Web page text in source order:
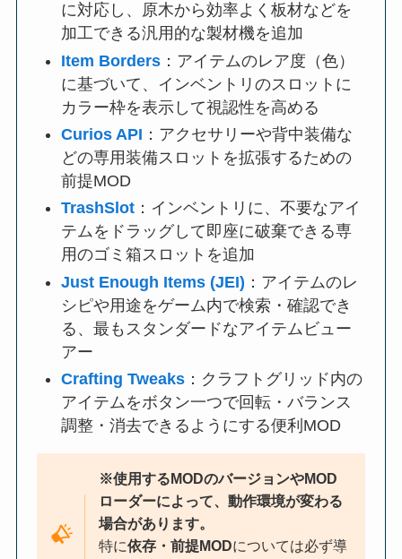
に対応し、原木から効率よく板材などを
加工できる汎用的な製材機を追加
Item Borders ：アイテムのレア度（色）
に基づいて、インベントリのスロットに
カラー枠を表示して視認性を高める
Curios API ：アクセサリーや背中装備な
どの専用装備スロットを拡張するための
前提MOD
TrashSlot ：インベントリに、不要なアイ
テムをドラッグして即座に破棄できる専
用のゴミ箱スロットを追加
Just Enough Items (JEI) ：アイテムのレ
シピや用途をゲーム内で検索・確認でき
る、最もスタンダードなアイテムビュー
アー
Crafting Tweaks ：クラフトグリッド内の
アイテムをボタン一つで回転・バランス
調整・消去できるようにする便利MOD
※使用するMODのバージョンやMOD
ローダーによって、動作環境が変わる
場合があります。
特に依存・前提MODについては必ず導